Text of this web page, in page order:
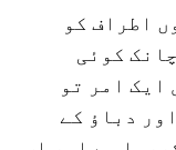
اطراف کو
کوئی
ایک امر تو
دباؤ کے